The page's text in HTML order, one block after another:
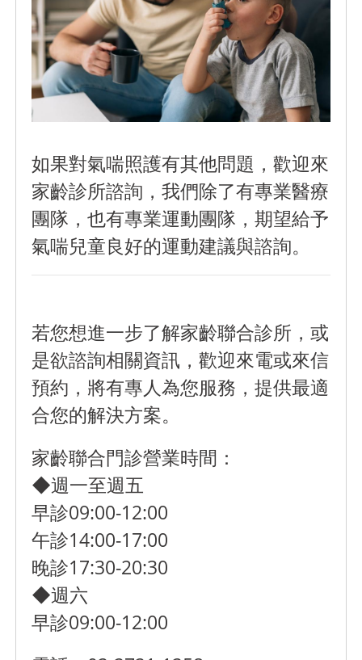
如果對氣喘照護有其他問題，歡迎來
家齡診所諮詢，我們除了有專業醫療
團隊，也有專業運動團隊，期望給予
氣喘兒童良好的運動建議與諮詢。
若您想進一步了解家齡聯合診所，或
是欲諮詢相關資訊，歡迎來電或來信
預約，將有專人為您服務，提供最適
合您的解決方案。
家齡聯合門診營業時間：
◆週一至週五
早診09:00-12:00
午診14:00-17:00
晚診17:30-20:30
◆週六
早診09:00-12:00